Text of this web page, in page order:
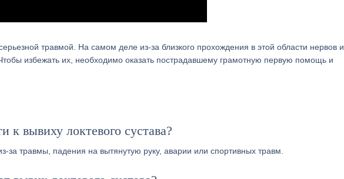
травмой. На самом деле из-за близкого прохождения в этой области нервов и
избежать их, необходимо оказать пострадавшему грамотную первую помощь и
вывиху локтевого сустава?
за травмы, падения на вытянутую руку, аварии или спортивных травм.